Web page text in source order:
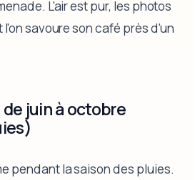
L'air est pur, les photos
savoure son café près d'un
juin à octobre
pendant la saison des pluies.